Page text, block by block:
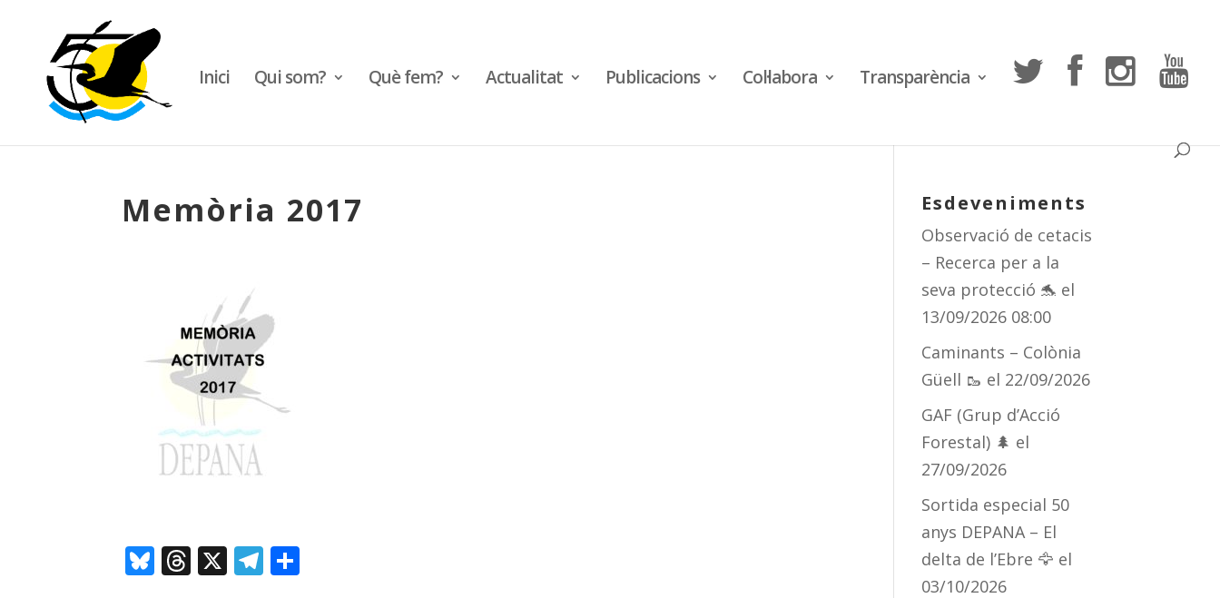
Inici Qui som? Què fem? Actualitat Publicacions Col·labora Transparència
Memòria 2017
Bluesky
Threads
X Telegram
Esdeveniments
Observació de cetacis
– Recerca per a la
seva protecció 🐬 el
13/09/2026 08:00
Caminants – Colònia
Güell 🥾 el 22/09/2026
GAF (Grup d’Acció
Forestal) 🌲 el
27/09/2026
Sortida especial 50
anys DEPANA – El
delta de l’Ebre 🦅 el
03/10/2026